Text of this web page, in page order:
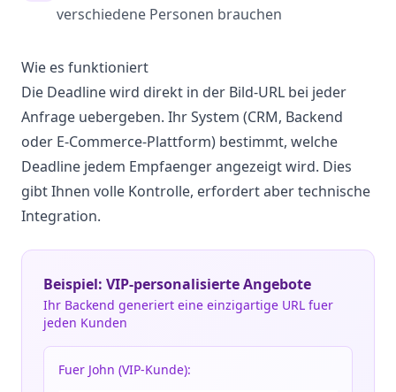
verschiedene Personen brauchen
Wie es funktioniert
Die Deadline wird direkt in der Bild-URL bei jeder
Anfrage uebergeben. Ihr System (CRM, Backend
oder E-Commerce-Plattform) bestimmt, welche
Deadline jedem Empfaenger angezeigt wird. Dies
gibt Ihnen volle Kontrolle, erfordert aber technische
Integration.
Beispiel: VIP-personalisierte Angebote
Ihr Backend generiert eine einzigartige URL fuer
jeden Kunden
Fuer John (VIP-Kunde):